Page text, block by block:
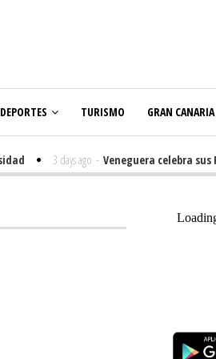
DEPORTES TURISMO GRAN CANARIA
3 days ago - Veneguera celebra sus